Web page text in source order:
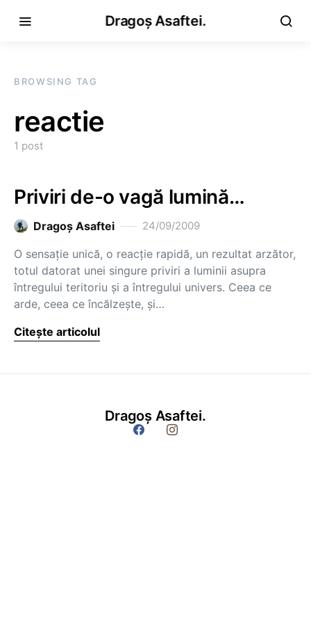
Dragoș Asaftei.
BROWSING TAG
reactie
1 post
Priviri de-o vagă lumină…
Dragoş Asaftei 24/09/2009
O sensaţie unică, o reacţie rapidă, un rezultat arzător,
totul datorat unei singure priviri a luminii asupra
întregului teritoriu şi a întregului univers. Ceea ce
arde, ceea ce încălzeşte, şi…
Citește articolul
Dragoș Asaftei.